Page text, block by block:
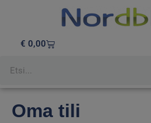
€ 0,00
Oma tili